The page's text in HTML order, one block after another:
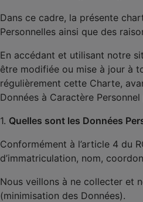
Dans ce cadre, la présente
Personnelles ainsi que des
En accédant et utilisant notre
être modifiée ou mise à jour à
régulièrement cette Charte,
Données à Caractère Personnel
1. Quelles sont les Données
Conformément à l’article 4 du
d’immatriculation, nom,
Nous veillons à ne collecter et
(minimisation des Données).